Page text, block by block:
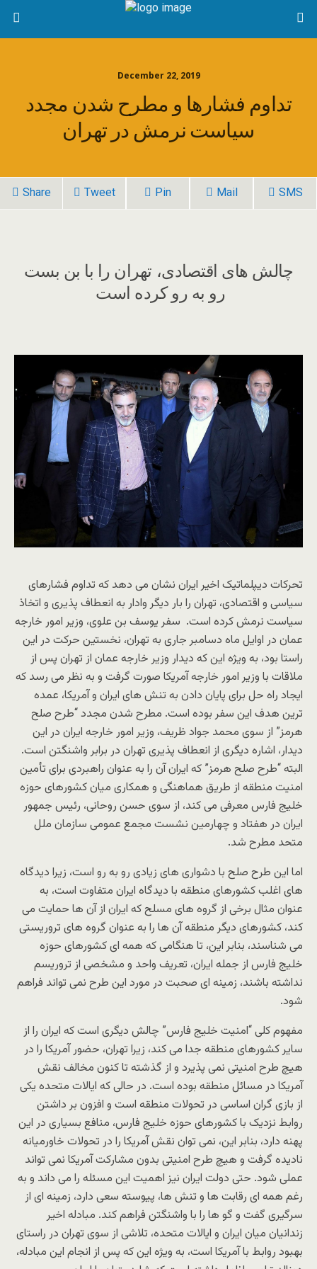
December 22, 2019
تداوم فشارها و مطرح شدن مجدد
سیاست نرمش در تهران
Share Tweet Pin Mail SMS
چالش های اقتصادی، تهران را با بن بست
رو به رو کرده است ‏
تحرکات دیپلماتیک اخیر ایران نشان می دهد که تداوم فشارهای
سیاسی و اقتصادی، تهران را بار دیگر وادار به انعطاف پذیری و اتخاذ
سیاست نرمش کرده است. سفر یوسف بن علوی، وزیر امور خارجه
عمان در اوایل ماه دسامبر جاری به تهران، نخستین حرکت در این
راستا بود، به ویژه این که دیدار وزیر خارجه عمان از تهران پس از
ملاقات با وزیر امور خارجه آمریکا صورت گرفت و به نظر می رسد که
ایجاد راه حل برای پایان دادن به تنش های ایران و آمریکا، عمده
ترین هدف این سفر بوده است. مطرح شدن مجدد “طرح صلح
هرمز” از سوی محمد جواد ظریف، وزیر امور خارجه ایران در این
دیدار، اشاره دیگری از انعطاف پذیری تهران در برابر واشنگتن است.
البته “طرح صلح هرمز” که ایران آن را به عنوان راهبردی برای تأمین
امنیت منطقه از طریق هماهنگی و همکاری میان کشورهای حوزه
خلیج فارس معرفی می کند، از سوی حسن روحانی، رئیس جمهور
ایران در هفتاد و چهارمین نشست مجمع عمومی سازمان ملل
متحد مطرح شد.
اما این طرح صلح با دشواری های زیادی رو به رو است، زیرا دیدگاه
های اغلب کشورهای منطقه با دیدگاه ایران متفاوت است، به
عنوان مثال برخی از گروه های مسلح که ایران از آن ها حمایت می
کند، کشورهای دیگر منطقه آن ها را به عنوان گروه های تروریستی
می شناسند، بنابر این، تا هنگامی که همه ای کشورهای حوزه
خلیج فارس از جمله ایران، تعریف واحد و مشخصی از تروریسم
نداشته باشند، زمینه ای صحبت در مورد این طرح نمی تواند فراهم
شود.
مفهوم کلی “امنیت خلیج فارس” چالش دیگری است که ایران را از
سایر کشورهای منطقه جدا می کند، زیرا تهران، حضور آمریکا را در
هیچ طرح امنیتی نمی پذیرد و از گذشته تا کنون مخالف نقش
آمریکا در مسائل منطقه بوده است. در حالی که ایالات متحده یکی
از بازی گران اساسی در تحولات منطقه است و افزون بر داشتن
روابط نزدیک با کشورهای حوزه خلیج فارس، منافع بسیاری در این
پهنه دارد، بنابر این، نمی توان نقش آمریکا را در تحولات خاورمیانه
نادیده گرفت و هیچ طرح امنیتی بدون مشارکت آمریکا نمی تواند
عملی شود. حتی دولت ایران نیز اهمیت این مسئله را می داند و به
رغم همه ای رقابت ها و تنش ها، پیوسته سعی دارد، زمینه ای از
سرگیری گفت و گو ها را با واشنگتن فراهم کند. مبادله اخیر
زندانیان میان ایران و ایالات متحده، تلاشی از سوی تهران در راستای
بهبود روابط با آمریکا است، به ویژه این که پس از انجام این مبادله،